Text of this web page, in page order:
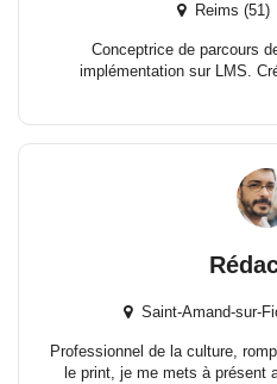
Reims
Conceptrice de parcours
implémentation sur LMS.
Saint-Amand-sur-
Professionnel de la culture,
le print, je me mets à présent